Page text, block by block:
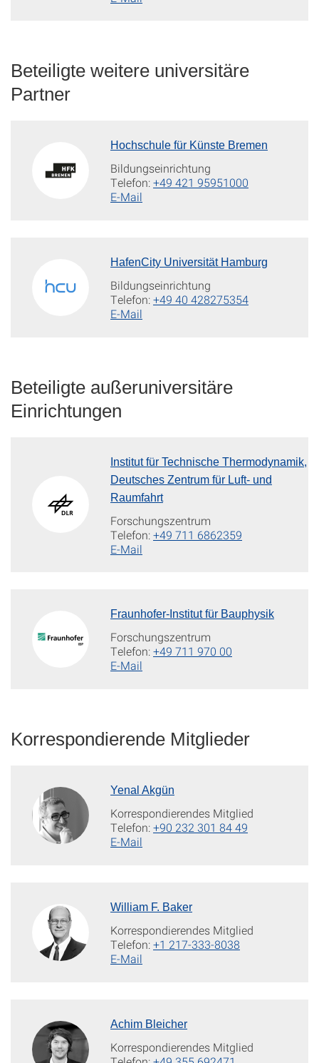
Beteiligte weitere universitäre
Partner
Hochschule für Künste Bremen
Bildungseinrichtung
Telefon:+49 421 95951000
E-Mail
HafenCity Universität Hamburg
Bildungseinrichtung
Telefon:+49 40 428275354
E-Mail
Beteiligte außeruniversitäre
Einrichtungen
Institut für Technische Thermodynamik,
Deutsches Zentrum für Luft- und
Raumfahrt
Forschungszentrum
Telefon:+49 711 6862359
E-Mail
Fraunhofer-Institut für Bauphysik
Forschungszentrum
Telefon:+49 711 970 00
E-Mail
Korrespondierende Mitglieder
Yenal Akgün
Korrespondierendes Mitglied
Telefon:+90 232 301 84 49
E-Mail
William F. Baker
Korrespondierendes Mitglied
Telefon:+1 217-333-8038
E-Mail
Achim Bleicher
Korrespondierendes Mitglied